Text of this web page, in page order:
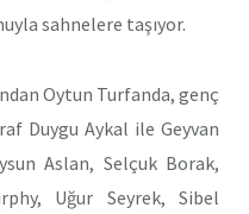
sahnelere taşıyor.
Oytun Turfanda, genç
Duygu Aykal ile Geyvan
Aslan, Selçuk Borak,
Uğur Seyrek, Sibel